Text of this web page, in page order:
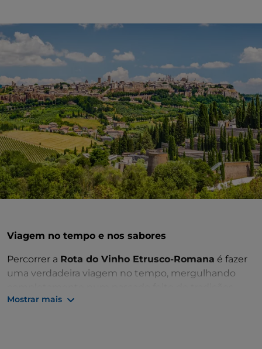
Viagem no tempo e nos sabores
Percorrer a Rota do Vinho Etrusco-Romana é fazer
uma verdadeira viagem no tempo, mergulhando
folclore, história e, claro, de excelência gastronómica
Mostrar mais